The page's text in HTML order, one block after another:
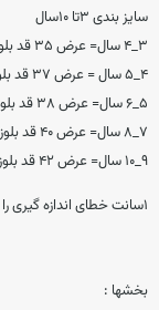
سایز بندی ۳تا ۱۰سال
۳_۴ سال= عرض ۳۵ قد بلوز ۳۹ شلوار ۵۸
۴_۵ سال = عرض ۳۷ قد بلوز ۴۱ شلوار ۶۳
۵_۶ سال= عرض ۳۸ قد بلوز ۴۵ شلوار ۶۵
۷_۸ سال= عرض ۴۰ قد بلوز ۴۹ شلوار ۷۴
۹_۱۰ سال= عرض ۴۲ قد بلوز ۵۲ شلوار ۷۹
۱سانت خطای اندازه گیری را در نظر بگیرید
بخشها :